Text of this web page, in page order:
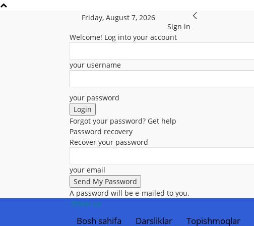
Friday, August 7, 2026
Sign in
Welcome! Log into your account
your username
your password
Forgot your password? Get help
Password recovery
Recover your password
your email
A password will be e-mailed to you.
Ilmlar.uz
Bosh sahifa Darsliklar Topishmoqlar